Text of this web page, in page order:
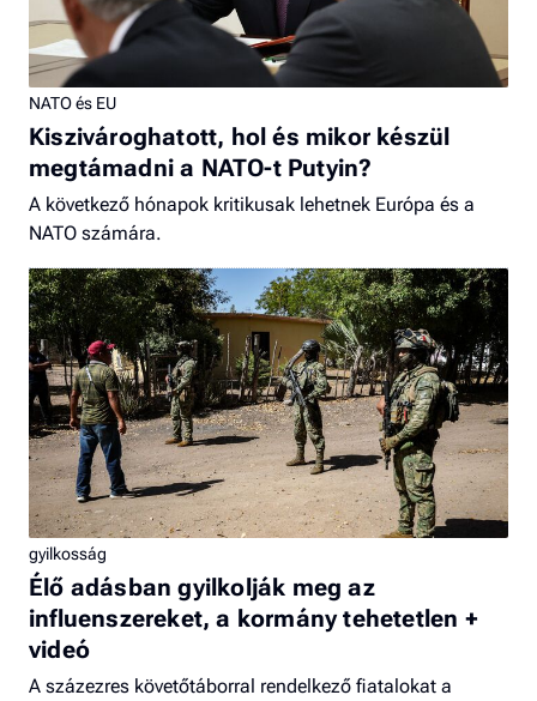
NATO és EU
Kiszivároghatott, hol és mikor készül
megtámadni a NATO-t Putyin?
A következő hónapok kritikusak lehetnek Európa és a
NATO számára.
gyilkosság
Élő adásban gyilkolják meg az
influenszereket, a kormány tehetetlen +
videó
A százezres követőtáborral rendelkező fiatalokat a